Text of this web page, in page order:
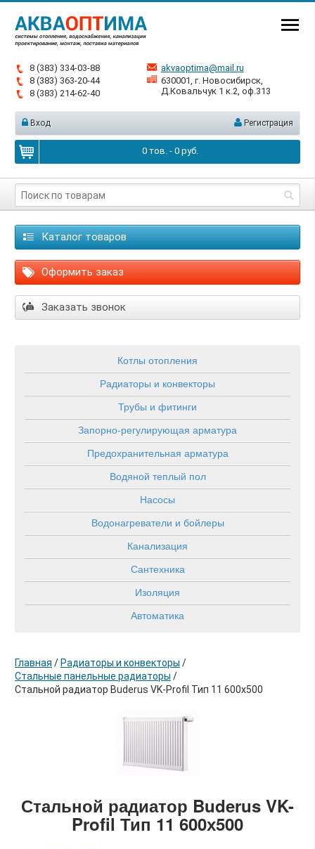
8 (383) 334-03-88
8 (383) 363-20-44
8 (383) 214-62-40
akvaoptima@mail.ru
630001, г. Новосибирск,
Д.Ковальчук 1 к.2, оф.313
Вход Регистрация
0тов. - 0руб.
Каталог товаров
Оформить заказ
Заказать звонок
Котлы отопления
Радиаторы и конвекторы
Трубы и фитинги
Запорно-регулирующая арматура
Предохранительная арматура
Водяной теплый пол
Насосы
Водонагреватели и бойлеры
Канализация
Сантехника
Изоляция
Автоматика
Главная / Радиаторы и конвекторы /
Стальные панельные радиаторы /
Стальной радиатор Buderus VK-Profil Тип 11 600х500
Стальной радиатор Buderus VK-
Profil Тип 11 600х500